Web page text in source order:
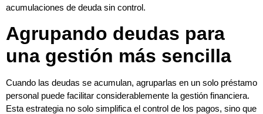
acumulaciones de deuda sin control.
Agrupando deudas para
una gestión más sencilla
Cuando las deudas se acumulan, agruparlas en un solo préstamo
personal puede facilitar considerablemente la gestión financiera.
Esta estrategia no solo simplifica el control de los pagos, sino que